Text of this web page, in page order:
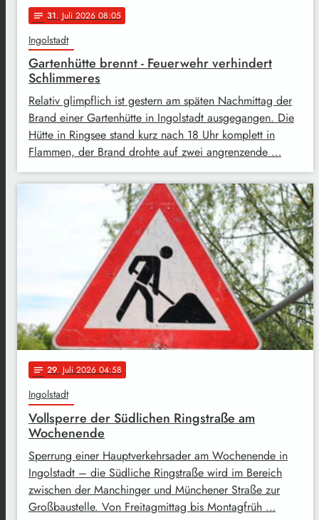
notes 31. Juli 2026 08:05
Ingolstadt
Gartenhütte brennt - Feuerwehr verhindert
Schlimmeres
Relativ glimpflich ist gestern am späten Nachmittag der
Brand einer Gartenhütte in Ingolstadt ausgegangen. Die
Hütte in Ringsee stand kurz nach 18 Uhr komplett in
Flammen, der Brand drohte auf zwei angrenzende …
notes 29. Juli 2026 04:58
Ingolstadt
Vollsperre der Südlichen Ringstraße am
Wochenende
Sperrung einer Hauptverkehrsader am Wochenende in
Ingolstadt – die Südliche Ringstraße wird im Bereich
zwischen der Manchinger und Münchener Straße zur
Großbaustelle. Von Freitagmittag bis Montagfrüh …